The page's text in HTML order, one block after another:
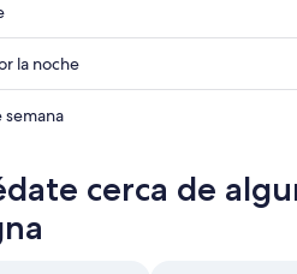
la noche
semana
cerca de